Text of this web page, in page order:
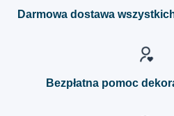
Darmowa dostawa
Bezpłatna pomoc